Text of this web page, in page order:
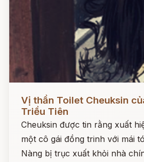
Đọc ngay
Vị thần Toilet Cheuksin
Triều Tiên
Cheuksin được tin rằng xuất
một cô gái đồng trinh với mái
Nàng bị trục xuất khỏi nhà